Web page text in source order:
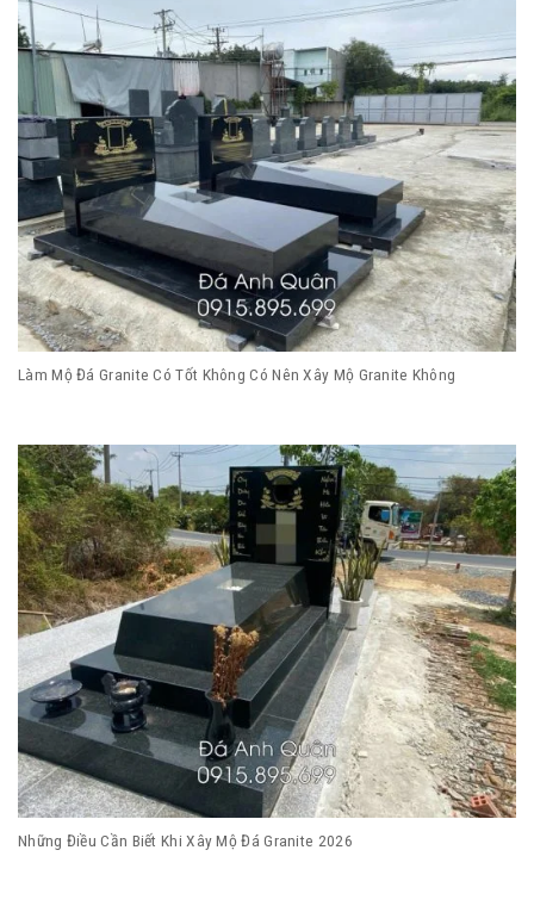
Làm Mộ Đá Granite Có Tốt Không Có Nên Xây Mộ Granite Không
Những Điều Cần Biết Khi Xây Mộ Đá Granite 2026